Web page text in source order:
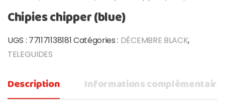
Chipies chipper (blue)
UGS : 771171138181Catégories : DÉCEMBRE BLACK,
TELEGUIDES
Description Informations